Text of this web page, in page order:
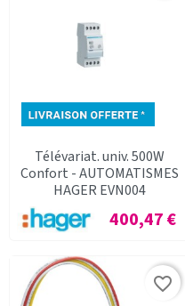
Télévariat. univ. 500W
Confort - AUTOMATISMES
HAGER EVN004
Prix
400,47 €
favorite_border